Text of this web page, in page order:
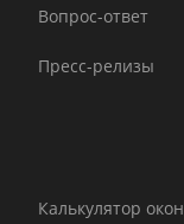
Вопрос-ответ
Пресс-релизы
Калькулятор окон